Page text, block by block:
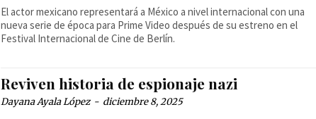
El actor mexicano representará a México a nivel internacional con una
nueva serie de época para Prime Video después de su estreno en el
Festival Internacional de Cine de Berlín.
Reviven historia de espionaje nazi
Dayana Ayala López - diciembre 8, 2025